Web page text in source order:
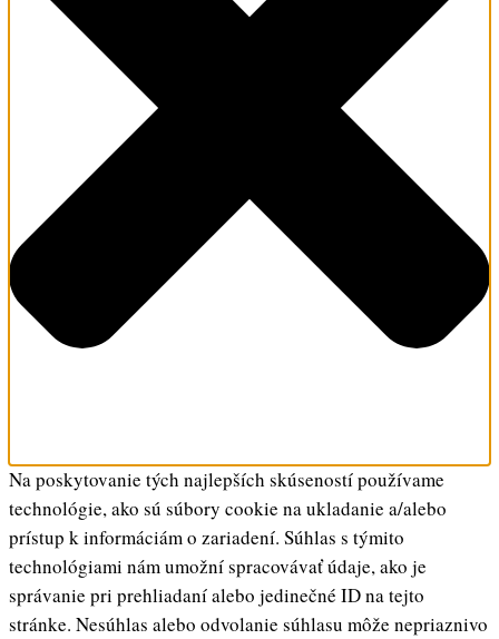
Na poskytovanie tých najlepších skúseností používame
technológie, ako sú súbory cookie na ukladanie a/alebo
prístup k informáciám o zariadení. Súhlas s týmito
technológiami nám umožní spracovávať údaje, ako je
správanie pri prehliadaní alebo jedinečné ID na tejto
stránke. Nesúhlas alebo odvolanie súhlasu môže nepriaznivo